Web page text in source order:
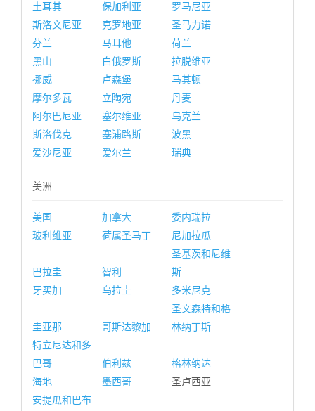
土耳其
保加利亚
罗马尼亚
斯洛文尼亚
克罗地亚
圣马力诺
芬兰
马耳他
荷兰
黑山
白俄罗斯
拉脱维亚
挪威
卢森堡
马其顿
摩尔多瓦
立陶宛
丹麦
阿尔巴尼亚
塞尔维亚
乌克兰
斯洛伐克
塞浦路斯
波黑
爱沙尼亚
爱尔兰 瑞典
美洲
美国 加拿大
委内瑞拉
玻利维亚
荷属圣马丁 尼加拉瓜
巴拉圭 智利
圣基茨和尼维
斯
牙买加
乌拉圭 多米尼克
圭亚那 哥斯达黎加
圣文森特和格
林纳丁斯
特立尼达和多
巴哥
伯利兹
格林纳达
海地
墨西哥
圣卢西亚
安提瓜和巴布